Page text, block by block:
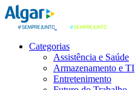
Categorias
Assistência e Saúde
Armazenamento e TI
Entretenimento